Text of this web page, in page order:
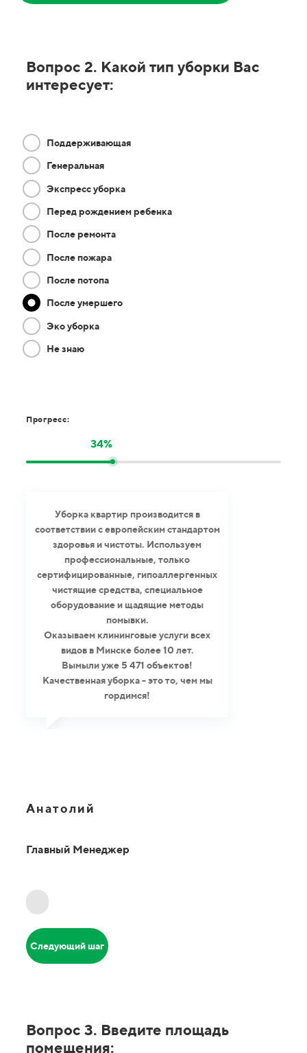
Вопрос 2. Какой тип уборки Вас
интересует:
Поддерживающая
Генеральная
Экспресс уборка
Перед рождением ребенка
После ремонта
После пожара
После потопа
После умершего
Эко уборка
Не знаю
Прогресс:
34%
Уборка квартир производится в
соответствии с европейским стандартом
здоровья и чистоты. Используем
профессиональные, только
сертифицированные, гипоаллергенных
чистящие средства, специальное
оборудование и щадящие методы
помывки.
Оказываем клининговые услуги всех
видов в Минске более 10 лет.
Вымыли уже 5 471 объектов!
Качественная уборка - это то, чем мы
гордимся!
Анатолий
Главный Менеджер
Следующий шаг
Вопрос 3. Введите площадь
помещения: